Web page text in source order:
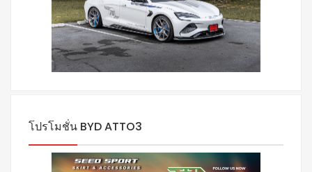
โปรโมชั่น BYD ATTO3